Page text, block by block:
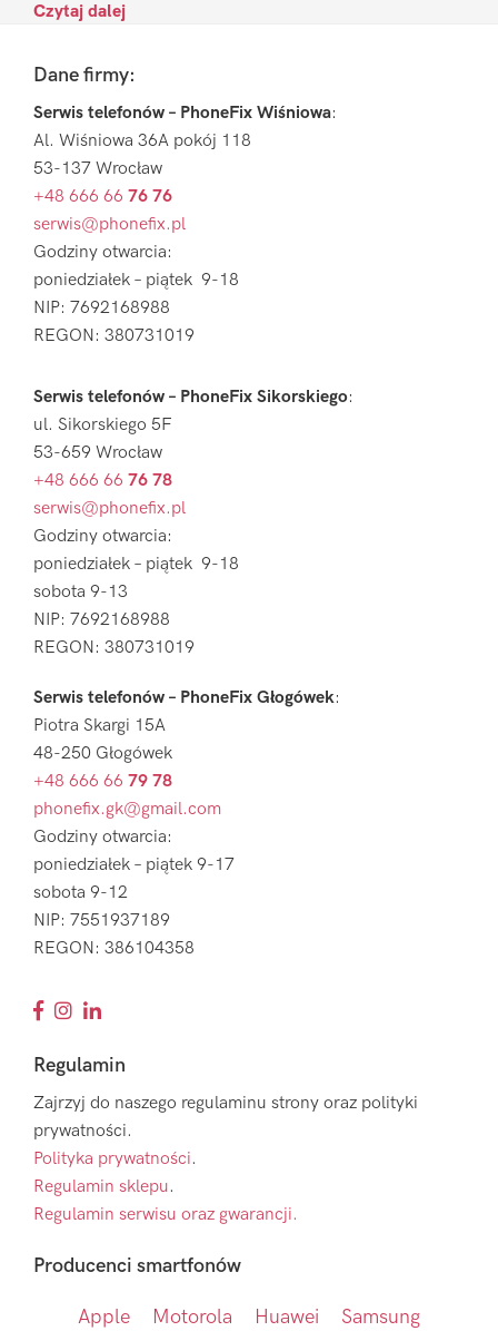
Czytaj dalej
FooterDane firmy:
Serwis telefonów – PhoneFix Wiśniowa:
Al. Wiśniowa 36A pokój 118
53-137 Wrocław
+48 666 66 76 76
serwis@phonefix.pl
Godziny otwarcia:
poniedziałek – piątek 9-18
NIP: 7692168988
REGON: 380731019
Serwis telefonów – PhoneFix Sikorskiego:
ul. Sikorskiego 5F
53-659 Wrocław
+48 666 66 76 78
serwis@phonefix.pl
Godziny otwarcia:
poniedziałek – piątek 9-18
sobota 9-13
NIP: 7692168988
REGON: 380731019
Serwis telefonów – PhoneFix Głogówek:
Piotra Skargi 15A
48-250 Głogówek
+48 666 66 79 78
phonefix.gk@gmail.com
Godziny otwarcia:
poniedziałek – piątek 9-17
sobota 9-12
NIP: 7551937189
REGON: 386104358
Regulamin
Zajrzyj do naszego regulaminu strony oraz polityki
prywatności.
Polityka prywatności.
Regulamin sklepu.
Regulamin serwisu oraz gwarancji.
Producenci smartfonów
Apple Motorola Huawei Samsung